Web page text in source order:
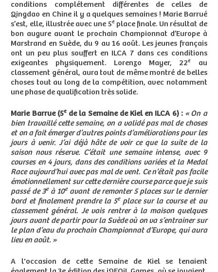
conditions complétement différentes de celles de
Qingdao en Chine il y a quelques semaines ! Marie Barrué
s’est, elle, illustrée avec une 5e place finale. Un résultat de
bon augure avant le prochain Championnat d’Europe à
Marstrand en Suède, du 9 au 16 août. Les jeunes français
ont un peu plus souffert en ILCA 7 dans ces conditions
exigeantes physiquement. Lorenzo Mayer, 22e
au
classement général, aura tout de même montré de belles
choses tout au long de la compétition, avec notamment
une phase de qualification très solide.
Marie Barrue (5ede la Semaine de Kiel en ILCA 6) : « On a
bien travaillé cette semaine, on a validé pas mal de choses
et on a fait émerger d’autres points d’améliorations pour les
jours à venir. J’ai déjà hâte de voir ce que la suite de la
saison nous réserve. C’était une semaine intense, avec 9
courses en 4 jours, dans des conditions variées et la Medal
Race aujourd’hui avec pas mal de vent. Ce n’était pas facile
émotionnellement sur cette dernière course parce que je suis
passé de 3e à 10eavant de remonter 5 places sur le dernier
bord et finalement prendre la 5eplace sur la course et au
classement général. Je vais rentrer à la maison quelques
jours avant de partir pour la Suède où on va s’entrainer sur
le plan d’eau du prochain Championnat d’Europe, qui aura
lieu en août. »
A l'occasion de cette Semaine de Kiel se tenaient